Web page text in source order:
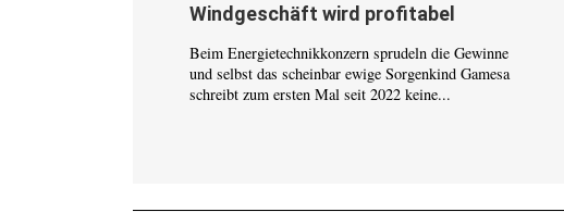
Windgeschäft wird profitabel
Beim Energietechnikkonzern sprudeln die Gewinne
und selbst das scheinbar ewige Sorgenkind Gamesa
schreibt zum ersten Mal seit 2022 keine...